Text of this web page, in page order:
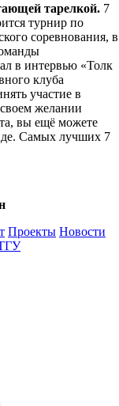
тарелкой. 7
турнир по
соревнования, в
в интервью «Толк
клуба
участие в
желании
вы ещё можете
Самых лучших 7
Проекты Новости